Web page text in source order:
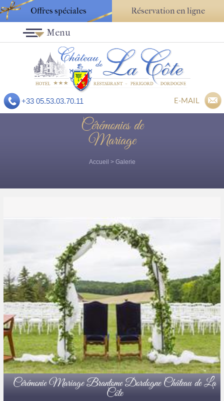
Offres spéciales Réservation en ligne
+33 05.53.03.70.11 E-MAIL
Menu
Cérémonies de
Mariage
Accueil > Galerie
Cérémonie Mariage Brantome Dordogne Château de La
Côte